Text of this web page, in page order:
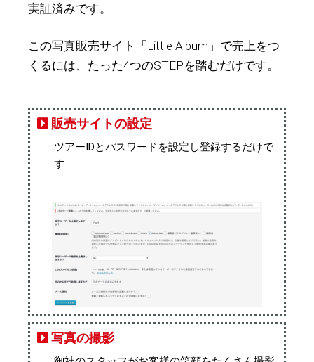
実証済みです。
この写真販売サイト「Little Album」で売上をつ
くるには、たった4つのSTEPを踏むだけです。
販売サイトの設定
ツアーIDとパスワードを設定し登録するだけで
す
写真の撮影